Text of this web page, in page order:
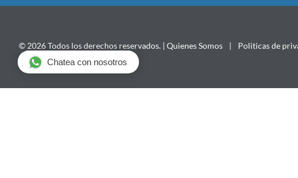
© 2026 Todos los derechos reservados. | Quienes Somos | Politicas de
Chatea con nosotros